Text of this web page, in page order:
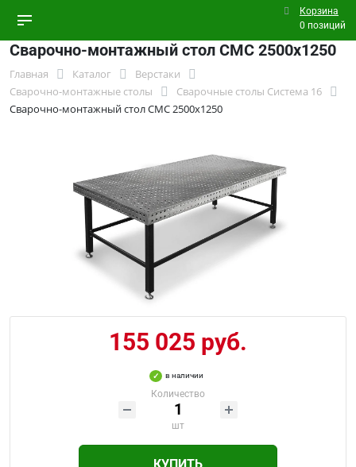
Корзина
0 позиций
Сварочно-монтажный стол СМС 2500х1250
Главная Каталог
Верстаки
Сварочно-монтажные столы
Сварочные столы Система 16
Сварочно-монтажный стол СМС 2500х1250
155 025 руб.
в наличии
Количество
шт
КУПИТЬ